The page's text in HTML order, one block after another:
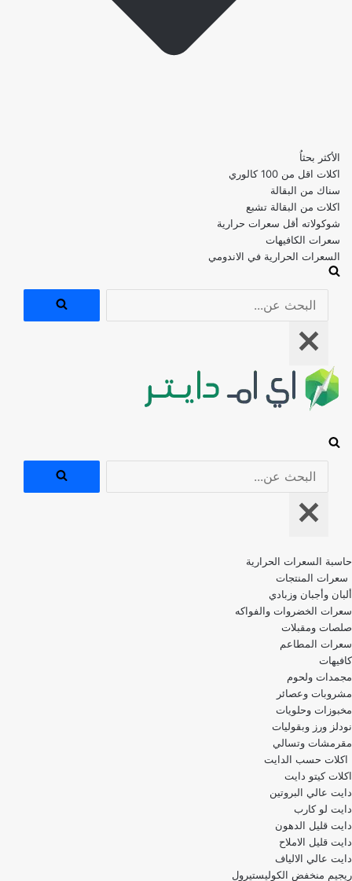
الأكثر بحثاُ
اكلات اقل من 100 كالوري
اكلات من البقالة تشبع
شوكولاته أقل سعرات حرارية
سعرات الكافيهات
السعرات الحرارية في الاندومي
قائمة
قائمة
التنقل
حاسبة السعرات الحرارية
سعرات المنتجات
ألبان وأجبان وزبادي
سعرات الخضروات والفواكه
صلصات ومقبلات
سعرات المطاعم
كافيهات
مجمدات ولحوم
مشروبات وعصائر
مخبوزات وحلويات
نودلز ورز وبقوليات
مقرمشات وتسالي
اكلات حسب الدايت
اكلات كيتو دايت
دايت عالي البروتين
دايت لو كارب
دايت قليل الدهون
دايت قليل الاملاح
دايت عالي الالياف
ريجيم منخفض الكوليستيرول